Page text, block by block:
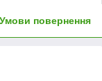
Умови повернення